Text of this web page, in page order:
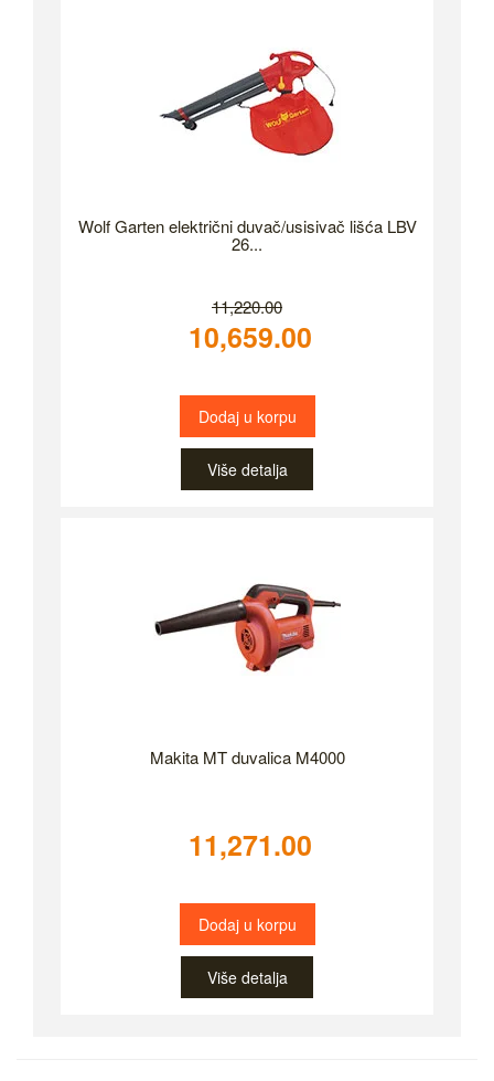
Wolf Garten električni duvač/usisivač lišća LBV
26...
11,220.00
10,659.00
Dodaj u korpu
Više detalja
Makita MT duvalica M4000
11,271.00
Dodaj u korpu
Više detalja